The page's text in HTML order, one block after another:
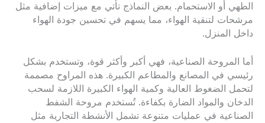
الطهي أو الاستحمام. بعض النماذج تأتي مع ميزات إضافية مثل
مرشحات لتنقية الهواء، مما يسهم في تحسين جودة الهواء
داخل المنزل.
أما المروحة الصناعية، فهي أكبر وأكثر قوة، وتستخدم بشكل
رئيسي في المصانع والمطاعم الكبيرة. هذه المراوح مصممة
لتحمل الضغوط العالية وكمية الهواء الكبيرة اللازمة لسحب
الدخان والمواد الضارة بكفاءة. تُستخدم مروحة الشفط
الصناعية في عمليات متنوعة تشمل الأنشطة التجارية مثل